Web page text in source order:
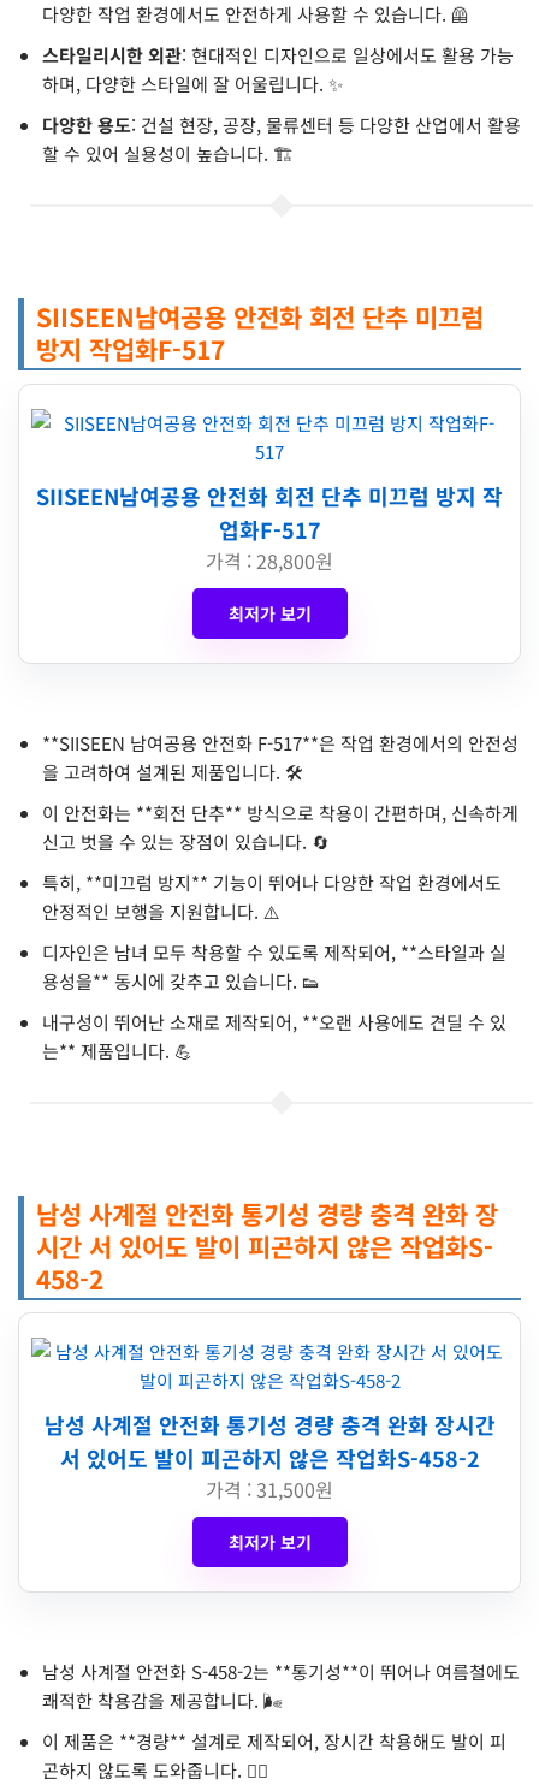
다양한 작업 환경에서도 안전하게 사용할 수 있습니다. 🦺
스타일리시한 외관: 현대적인 디자인으로 일상에서도 활용 가능
하며, 다양한 스타일에 잘 어울립니다. ✨
다양한 용도: 건설 현장, 공장, 물류센터 등 다양한 산업에서 활용
할 수 있어 실용성이 높습니다. 🏗️
SIISEEN남여공용 안전화 회전 단추 미끄럼
방지 작업화F-517
SIISEEN남여공용 안전화 회전 단추 미끄럼 방지 작
업화F-517
가격 : 28,800원
최저가 보기
**SIISEEN 남여공용 안전화 F-517**은 작업 환경에서의 안전성
을 고려하여 설계된 제품입니다. 🛠️
이 안전화는 **회전 단추** 방식으로 착용이 간편하며, 신속하게
신고 벗을 수 있는 장점이 있습니다. 🔄
특히, **미끄럼 방지** 기능이 뛰어나 다양한 작업 환경에서도
안정적인 보행을 지원합니다. ⚠️
디자인은 남녀 모두 착용할 수 있도록 제작되어, **스타일과 실
용성을** 동시에 갖추고 있습니다. 👟
내구성이 뛰어난 소재로 제작되어, **오랜 사용에도 견딜 수 있
는** 제품입니다. 💪
남성 사계절 안전화 통기성 경량 충격 완화 장
시간 서 있어도 발이 피곤하지 않은 작업화S-
458-2
남성 사계절 안전화 통기성 경량 충격 완화 장시간
서 있어도 발이 피곤하지 않은 작업화S-458-2
가격 : 31,500원
최저가 보기
남성 사계절 안전화 S-458-2는 **통기성**이 뛰어나 여름철에도
쾌적한 착용감을 제공합니다. 🌬️
이 제품은 **경량** 설계로 제작되어, 장시간 착용해도 발이 피
곤하지 않도록 도와줍니다. 🏃‍♂️